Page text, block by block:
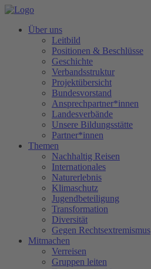
Über uns
Leitbild
Positionen & Beschlüsse
Geschichte
Verbandsstruktur
Projektübersicht
Bundesvorstand
Ansprechpartner*innen
Landesverbände
Unsere Bildungsstätte
Partner*innen
Themen
Nachhaltig Reisen
Internationales
Naturerlebnis
Klimaschutz
Jugendbeteiligung
Transformation
Diversität
Gegen Rechtsextremismus
Mitmachen
Verreisen
Gruppen leiten